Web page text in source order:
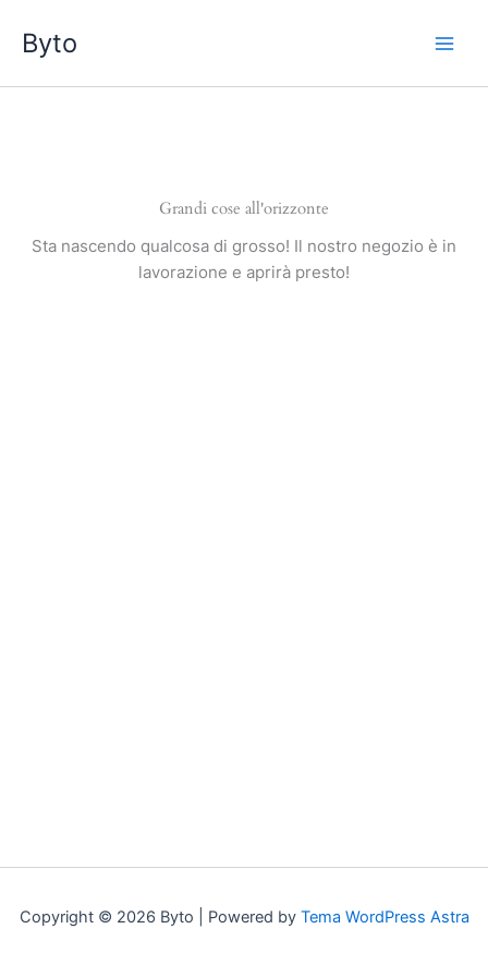
contenuto
Byto
Grandi cose all'orizzonte
Sta nascendo qualcosa di grosso! Il nostro negozio è in
lavorazione e aprirà presto!
Copyright © 2026 Byto | Powered by Tema WordPress Astra